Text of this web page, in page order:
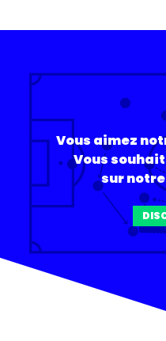
Vous aimez
Vous
sur notre